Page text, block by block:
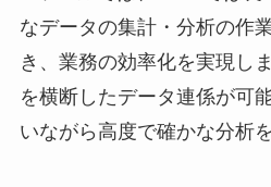
なデータの集計・分析の作
き、業務の効率化を実現し
を横断したデータ連係が可
いながら高度で確かな分析